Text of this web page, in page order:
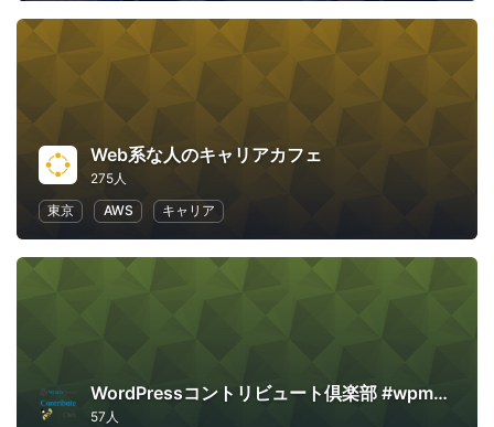
Web系な人のキャリアカフェ
275人
東京
AWS キャリア
WordPressコントリビュート倶楽部 #wpmkmoku
57人